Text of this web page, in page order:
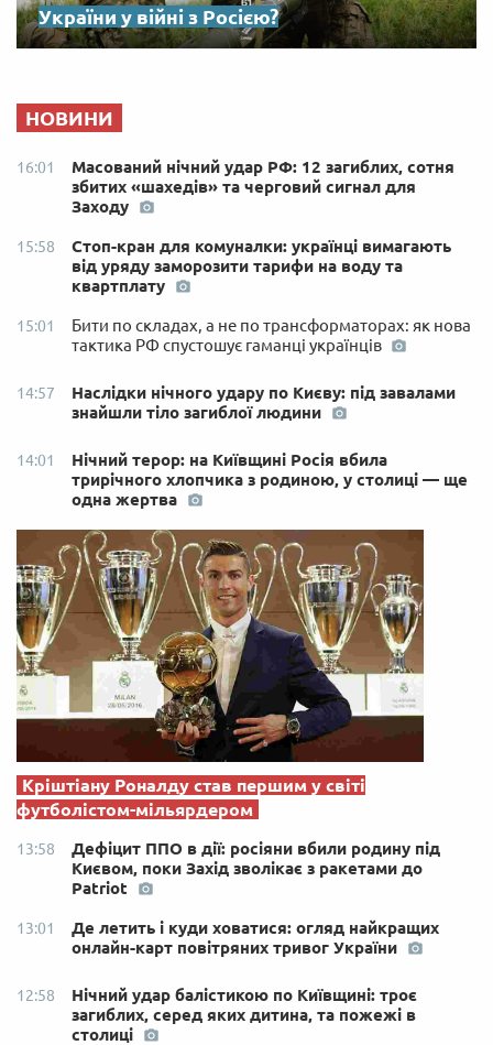
України у війні з Росією?
НОВИНИ
16:01
Масований нічний удар РФ: 12 загиблих, сотня
збитих «шахедів» та черговий сигнал для
Заходу
15:58
Стоп-кран для комуналки: українці вимагають
від уряду заморозити тарифи на воду та
квартплату
15:01
Бити по складах, а не по трансформаторах: як нова
тактика РФ спустошує гаманці українців
14:57
Наслідки нічного удару по Києву: під завалами
знайшли тіло загиблої людини
14:01
Нічний терор: на Київщині Росія вбила
трирічного хлопчика з родиною, у столиці — ще
одна жертва
Кріштіану Роналду став першим у світі
футболістом-мільярдером
13:58
Дефіцит ППО в дії: росіяни вбили родину під
Києвом, поки Захід зволікає з ракетами до
Patriot
13:01
Де летить і куди ховатися: огляд найкращих
онлайн-карт повітряних тривог України
12:58
Нічний удар балістикою по Київщині: троє
загиблих, серед яких дитина, та пожежі в
столиці